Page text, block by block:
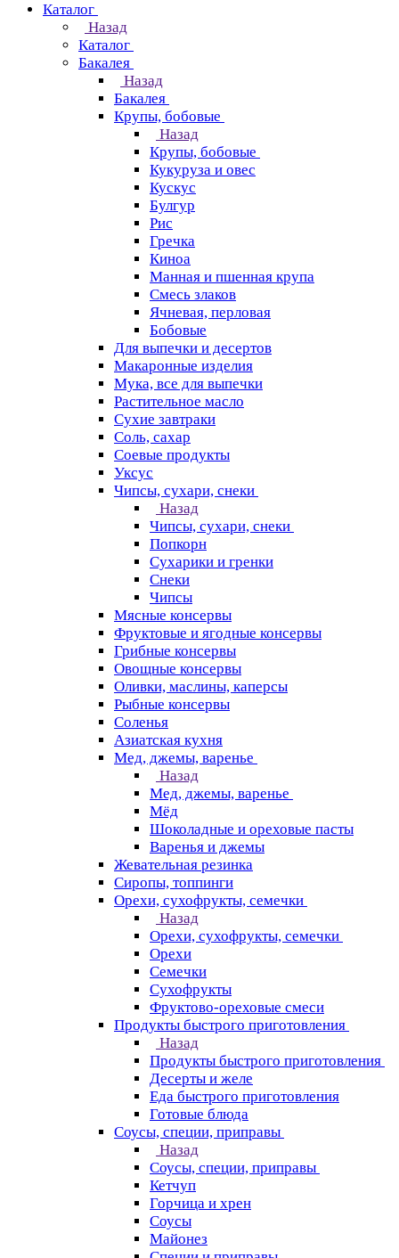
Каталог
Назад
Каталог
Бакалея
Назад
Бакалея
Крупы, бобовые
Назад
Крупы, бобовые
Кукуруза и овес
Кускус
Булгур
Рис
Гречка
Киноа
Манная и пшенная крупа
Смесь злаков
Ячневая, перловая
Бобовые
Для выпечки и десертов
Макаронные изделия
Мука, все для выпечки
Растительное масло
Сухие завтраки
Соль, сахар
Соевые продукты
Уксус
Чипсы, сухари, снеки
Назад
Чипсы, сухари, снеки
Попкорн
Сухарики и гренки
Снеки
Чипсы
Мясные консервы
Фруктовые и ягодные консервы
Грибные консервы
Овощные консервы
Оливки, маслины, каперсы
Рыбные консервы
Соленья
Азиатская кухня
Мед, джемы, варенье
Назад
Мед, джемы, варенье
Мёд
Шоколадные и ореховые пасты
Варенья и джемы
Жевательная резинка
Сиропы, топпинги
Орехи, сухофрукты, семечки
Назад
Орехи, сухофрукты, семечки
Орехи
Семечки
Сухофрукты
Фруктово-ореховые смеси
Продукты быстрого приготовления
Назад
Продукты быстрого приготовления
Десерты и желе
Еда быстрого приготовления
Готовые блюда
Соусы, специи, приправы
Назад
Соусы, специи, приправы
Кетчуп
Горчица и хрен
Соусы
Майонез